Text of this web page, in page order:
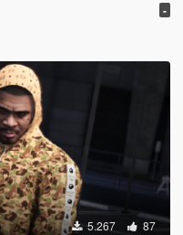
-
5.267 87